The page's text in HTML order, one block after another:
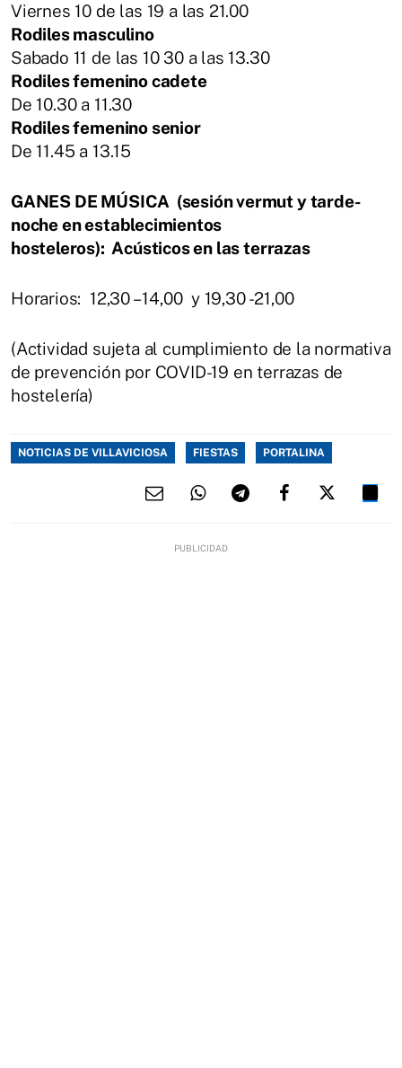
Viernes 10 de las 19 a las 21.00
Rodiles masculino
Sabado 11 de las 10 30 a las 13.30
Rodiles femenino cadete
De 10.30 a 11.30
Rodiles femenino senior
De 11.45 a 13.15
GANES DE MÚSICA (sesión vermut y tarde-
noche en establecimientos
hosteleros): Acústicos en las terrazas
Horarios: 12,30 – 14,00 y 19,30 -21,00
(Actividad sujeta al cumplimiento de la normativa
de prevención por COVID-19 en terrazas de
hostelería)
NOTICIAS DE VILLAVICIOSA FIESTAS PORTALINA